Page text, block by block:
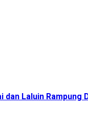
Laluin Rampung